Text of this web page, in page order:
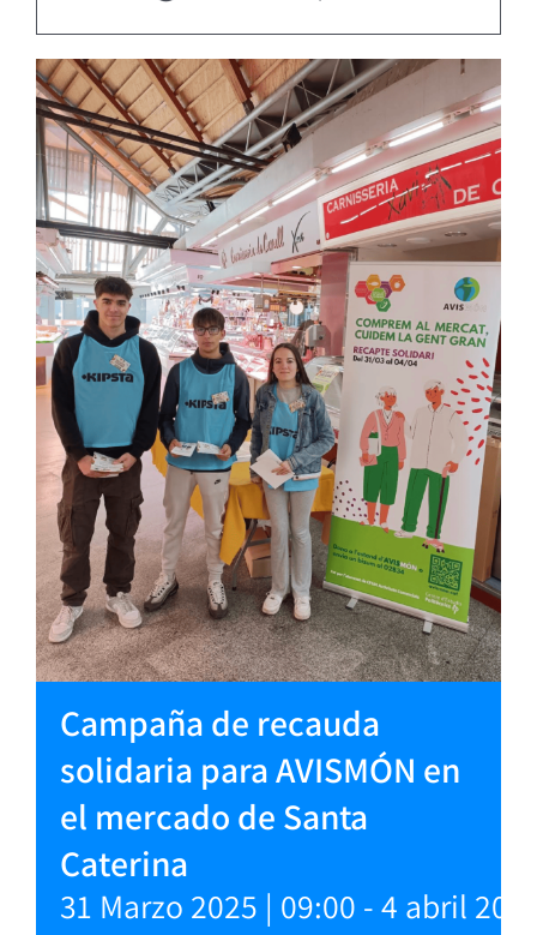
Campaña de recauda
solidaria para AVISMÓN en
el mercado de Santa
Caterina
31 Marzo 2025 | 09:00 -4 abril